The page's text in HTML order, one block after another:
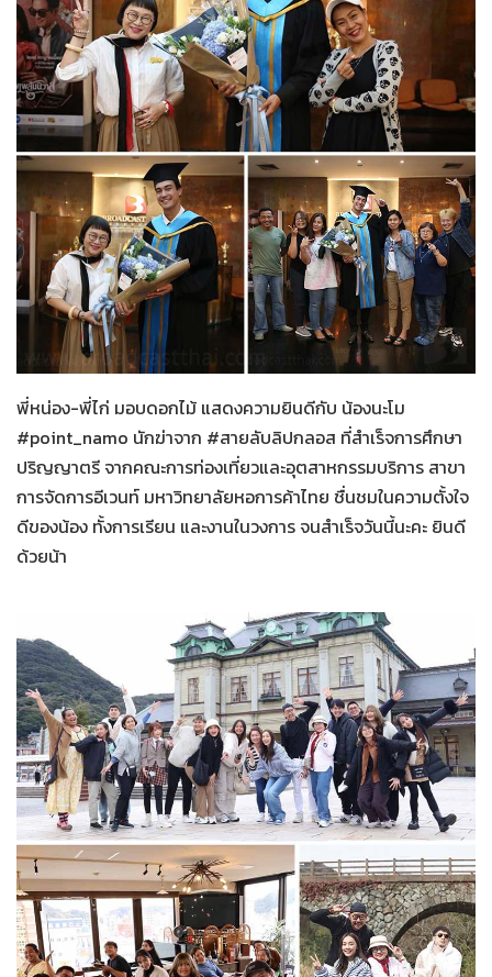
15-02-2566 สายลับลิปกลอส
พี่หน่อง-พี่ไก่ มอบดอกไม้ แสดงความยินดีกับ น้องนะโม
#point_namo นักฆ่าจาก #สายลับลิปกลอส ที่สำเร็จการศึกษา
ปริญญาตรี จากคณะการท่องเที่ยวและอุตสาหกรรมบริการ สาขา
การจัดการอีเวนท์ มหาวิทยาลัยหอการค้าไทย ชื่นชมในความตั้งใจ
ดีของน้อง ทั้งการเรียน และงานในวงการ จนสำเร็จวันนี้นะคะ ยินดี
ด้วยน้า